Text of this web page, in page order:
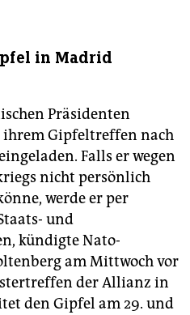
in Madrid
Präsidenten
ihrem Gipfeltreffen nach
Falls er wegen
nicht persönlich
werde er per
und
kündigte Nato-
am Mittwoch vor
der Allianz in
den Gipfel am 29. und